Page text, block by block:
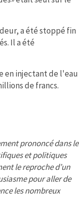
a été stoppé fin
Il a été
en injectant de l'eau
de francs.
prononcé dans le
et politiques
le reproche d’un
pour aller de
les nombreux